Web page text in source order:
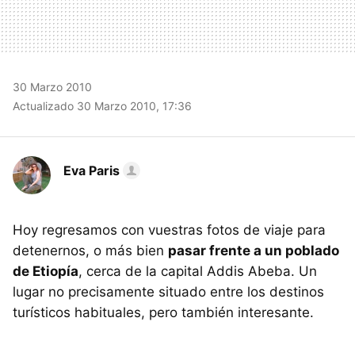
30 Marzo 2010
Actualizado 30 Marzo 2010, 17:36
Eva Paris
Hoy regresamos con vuestras fotos de viaje para
detenernos, o más bien pasar frente a un poblado
de Etiopía, cerca de la capital Addis Abeba. Un
lugar no precisamente situado entre los destinos
turísticos habituales, pero también interesante.